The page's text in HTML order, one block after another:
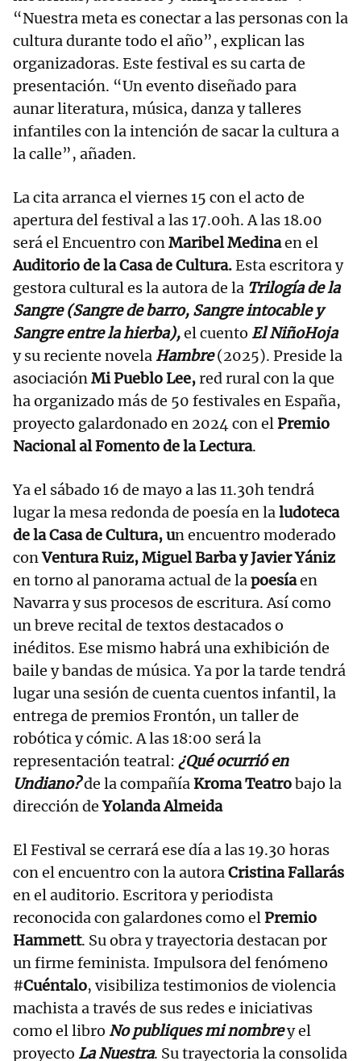
“Nuestra meta es conectar a las personas con la
cultura durante todo el año”, explican las
organizadoras. Este festival es su carta de
presentación. “Un evento diseñado para
aunar literatura, música, danza y talleres
infantiles con la intención de sacar la cultura a
la calle”, añaden.
La cita arranca el viernes 15 con el acto de
apertura del festival a las 17.00h. A las 18.00
será el Encuentro conMaribel Medinaen el
Auditorio de la Casa de Cultura.Esta escritora y
gestora cultural es la autora de la Trilogía de la
Sangre (Sangre de barro, Sangre intocable y
Sangre entre la hierba),el cuento El NiñoHoja
y su reciente novela Hambre(2025). Preside la
asociaciónMi Pueblo Lee,red rural con la que
ha organizado más de 50 festivales en España,
proyecto galardonado en 2024 con elPremio
Nacional al Fomento de la Lectura.
Ya el sábado 16 de mayo a las 11.30h tendrá
lugar la mesa redonda de poesía en laludoteca
de la Casa de Cultura, un encuentro moderado
conVentura Ruiz, Miguel Barba y Javier Yániz
en torno al panorama actual de lapoesíaen
Navarra y sus procesos de escritura. Así como
un breve recital de textos destacados o
inéditos. Ese mismo habrá una exhibición de
baile y bandas de música. Ya por la tarde tendrá
lugar una sesión de cuenta cuentos infantil, la
entrega de premios Frontón, un taller de
robótica y cómic. A las 18:00 será la
representación teatral: ¿Qué ocurrió en
Undiano?de la compañíaKroma Teatrobajo la
dirección deYolanda Almeida
El Festival se cerrará ese día a las 19.30 horas
con el encuentro con la autoraCristina Fallarás
en el auditorio. Escritora y periodista
reconocida con galardones como elPremio
Hammett. Su obra y trayectoria destacan por
un firme feminista. Impulsora del fenómeno
#Cuéntalo, visibiliza testimonios de violencia
machista a través de sus redes e iniciativas
como el libro No publiques mi nombrey el
proyecto La Nuestra. Su trayectoria la consolida